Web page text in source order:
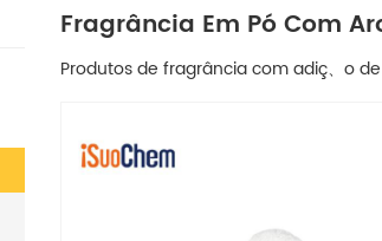
Fragrância Em Pó Com
Produtos de fragrância com adiç、o